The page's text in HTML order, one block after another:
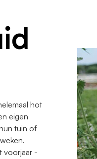
hot
eigen
tuin of
voorjaar -